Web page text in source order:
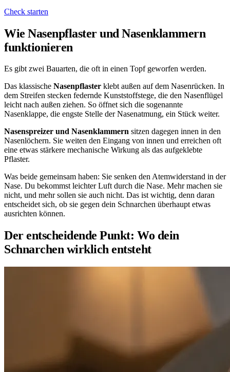
Check starten
Wie Nasenpflaster und Nasenklammern
funktionieren
Es gibt zwei Bauarten, die oft in einen Topf geworfen werden.
Das klassische Nasenpflaster klebt außen auf dem Nasenrücken. In
dem Streifen stecken federnde Kunststoffstege, die den Nasenflügel
leicht nach außen ziehen. So öffnet sich die sogenannte
Nasenklappe, die engste Stelle der Nasenatmung, ein Stück weiter.
Nasenspreizer und Nasenklammern sitzen dagegen innen in den
Nasenlöchern. Sie weiten den Eingang von innen und erreichen oft
eine etwas stärkere mechanische Wirkung als das aufgeklebte
Pflaster.
Was beide gemeinsam haben: Sie senken den Atemwiderstand in der
Nase. Du bekommst leichter Luft durch die Nase. Mehr machen sie
nicht, und mehr sollen sie auch nicht. Das ist wichtig, denn daran
entscheidet sich, ob sie gegen dein Schnarchen überhaupt etwas
ausrichten können.
Der entscheidende Punkt: Wo dein
Schnarchen wirklich entsteht